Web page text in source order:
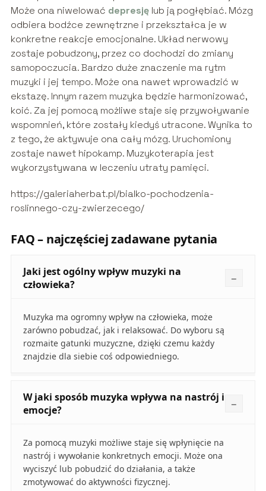
Może ona niwelować depresję lub ją pogłębiać. Mózg
odbiera bodźce zewnętrzne i przekształca je w
konkretne reakcje emocjonalne. Układ nerwowy
zostaje pobudzony, przez co dochodzi do zmiany
samopoczucia. Bardzo duże znaczenie ma rytm
muzyki i jej tempo. Może ona nawet wprowadzić w
ekstazę. Innym razem muzyka będzie harmonizować,
koić. Za jej pomocą możliwe staje się przywoływanie
wspomnień, które zostały kiedyś utracone. Wynika to
z tego, że aktywuje ona cały mózg. Uruchomiony
zostaje nawet hipokamp. Muzykoterapia jest
wykorzystywana w leczeniu utraty pamięci.
https://galeriaherbat.pl/bialko-pochodzenia-
roslinnego-czy-zwierzecego/
FAQ – najczęściej zadawane pytania
Jaki jest ogólny wpływ muzyki na
człowieka?
Muzyka ma ogromny wpływ na człowieka, może
zarówno pobudzać, jak i relaksować. Do wyboru są
rozmaite gatunki muzyczne, dzięki czemu każdy
znajdzie dla siebie coś odpowiedniego.
W jaki sposób muzyka wpływa na nastrój i
emocje?
Za pomocą muzyki możliwe staje się wpłynięcie na
nastrój i wywołanie konkretnych emocji. Może ona
wyciszyć lub pobudzić do działania, a także
zmotywować do aktywności fizycznej.